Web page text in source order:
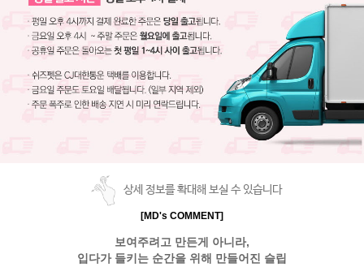
상세 정보를 확대해 보실 수 있습니다
[MD's COMMENT]
보여주려고 만든게 아니라,
입다가 들키는 순간을 위해 만들어진 슬립